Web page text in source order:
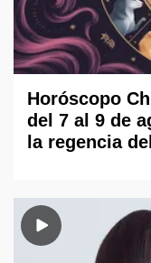
Horóscopo
del 7 al 9 de
la regencia